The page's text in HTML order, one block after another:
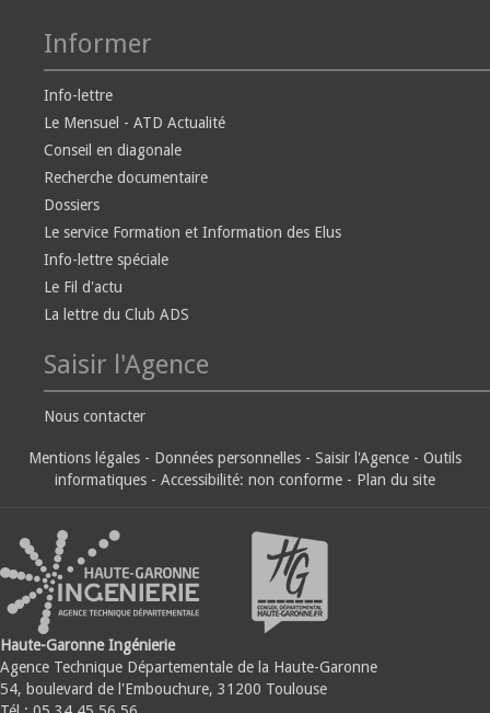
Informer
Info-lettre
Le Mensuel - ATD Actualité
Conseil en diagonale
Recherche documentaire
Dossiers
Le service Formation et Information des Elus
Info-lettre spéciale
Le Fil d'actu
La lettre du Club ADS
Saisir l'Agence
Nous contacter
Mentions légales - Données personnelles - Saisir l'Agence - Outils
informatiques - Accessibilité: non conforme - Plan du site
Haute-Garonne Ingénierie
Agence Technique Départementale de la Haute-Garonne
54, boulevard de l'Embouchure, 31200 Toulouse